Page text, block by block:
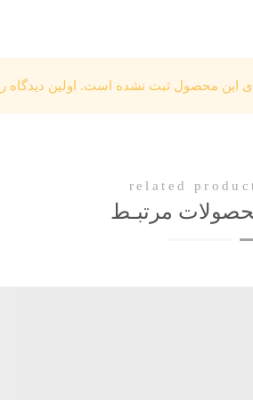
این محصول ثبت نشده است. اولین دیدگاه
related
مرتبـط